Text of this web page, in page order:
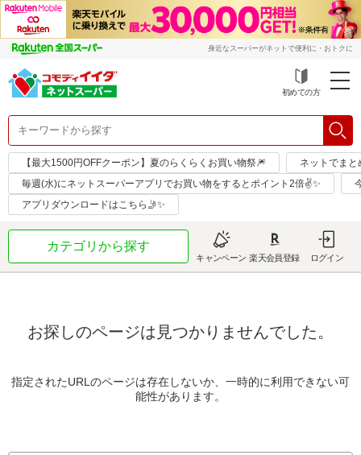
身近なスーパーがネットで便利に・おトクに
初めての方
【最大1500円OFFクーポン】夏のらくらくお買い物祭🎆
ネットでまと
毎週(水)にネットスーパーアプリでお買い物をするとポイント2倍✌✨
アプリダウンロードはこちら🤳✨
カテゴリから探す
キャンペーン 楽天会員登録 ログイン
お探しのページは見つかりませんでした。
指定されたURLのページは存在しないか、一時的に利用できない可
能性があります。